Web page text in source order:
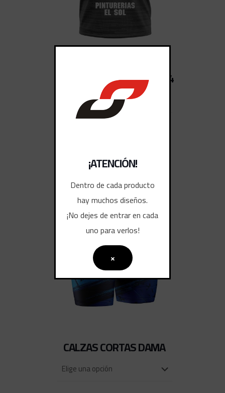
CAMISETAS DEPORTIVAS 4
CALZAS CORTAS DAMA
¡ATENCIÓN!
Dentro de cada producto
hay muchos diseños.
¡No dejes de entrar en cada
uno para verlos!
×